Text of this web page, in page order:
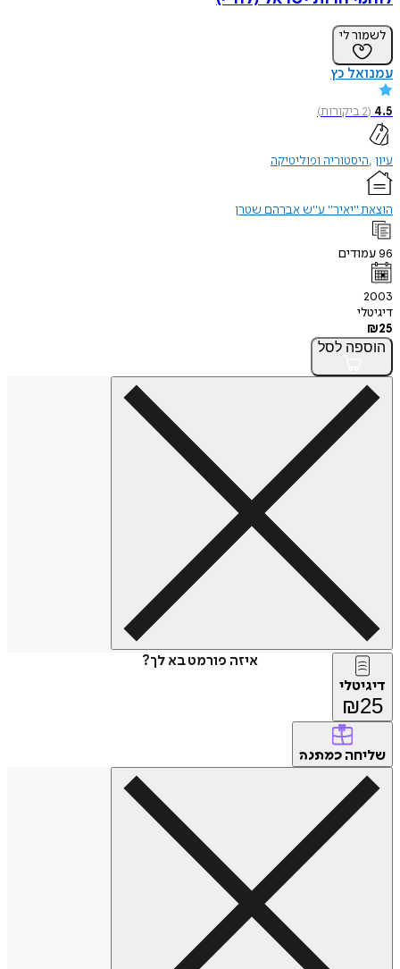
לשמור לי
עמנואל כץ
4.5
(
2ביקורות)
עיון היסטוריה ופוליטיקה
הוצאת "יאיר" ע"ש אברהם שטרן
96עמודים
2003
דיגיטלי
₪25
הוספה לסל
איזה פורמט בא לך?
דיגיטלי
₪25
שליחה כמתנה